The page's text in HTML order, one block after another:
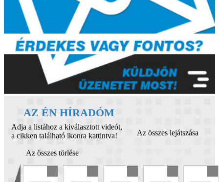
AZ ÉN HÍRADÓM
Adja a listához a kiválasztott videót,
a cikken található ikonra kattintva!
Az összes lejátszása
Az összes törlése